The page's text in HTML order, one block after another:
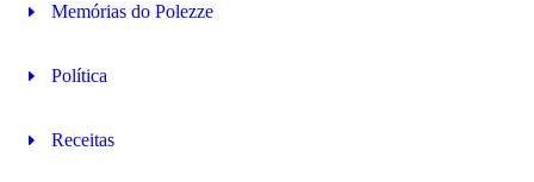
Memórias do Polezze
Política
Receitas